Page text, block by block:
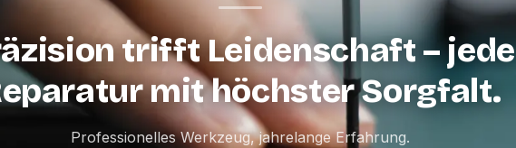
trifft Leidenschaft – jede
mit höchster Sorgfalt.
Professionelles Werkzeug, jahrelange Erfahrung.